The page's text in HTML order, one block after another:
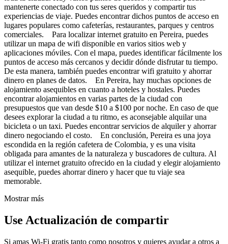
mantenerte conectado con tus seres queridos y compartir tus
experiencias de viaje. Puedes encontrar dichos puntos de acceso en
lugares populares como cafeterías, restaurantes, parques y centros
comerciales. Para localizar internet gratuito en Pereira, puedes
utilizar un mapa de wifi disponible en varios sitios web y
aplicaciones móviles. Con el mapa, puedes identificar fácilmente los
puntos de acceso más cercanos y decidir dónde disfrutar tu tiempo.
De esta manera, también puedes encontrar wifi gratuito y ahorrar
dinero en planes de datos. En Pereira, hay muchas opciones de
alojamiento asequibles en cuanto a hoteles y hostales. Puedes
encontrar alojamientos en varias partes de la ciudad con
presupuestos que van desde $10 a $100 por noche. En caso de que
desees explorar la ciudad a tu ritmo, es aconsejable alquilar una
bicicleta o un taxi. Puedes encontrar servicios de alquiler y ahorrar
dinero negociando el costo. En conclusión, Pereira es una joya
escondida en la región cafetera de Colombia, y es una visita
obligada para amantes de la naturaleza y buscadores de cultura. Al
utilizar el internet gratuito ofrecido en la ciudad y elegir alojamiento
asequible, puedes ahorrar dinero y hacer que tu viaje sea
memorable.
Mostrar más
Use Actualización de compartir
Si amas Wi-Fi gratis tanto como nosotros y quieres ayudar a otros a